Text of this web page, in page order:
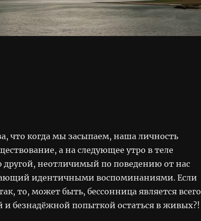
что когда мы засыпаем, наша личность
а на следующее утро в теле
другой, неотличимый по поведению от нас
идентичными воспоминаниями. Если
то, может быть, бессонница является всего
и безнадёжной попыткой остаться в живых?!